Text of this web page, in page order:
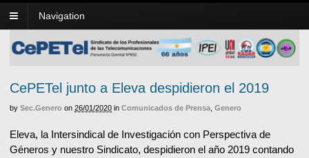
Navigation
CePETel junto a Eleva despidieron el 2019
by Sec.Genero on 26/01/2020 in Comunicados de Prensa Genero
Eleva, la Intersindical de Investigación con Perspectiva de
Géneros y nuestro Sindicato, despidieron el año 2019 contando